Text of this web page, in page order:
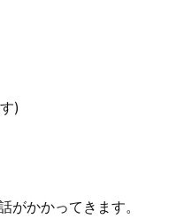
)
かかってきます。